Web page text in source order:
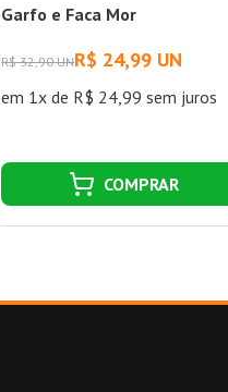
Garfo e Faca Mor
R$ 32,90 UNR$ 24,99 UN
em 1x de R$ 24,99 sem juros
COMPRAR